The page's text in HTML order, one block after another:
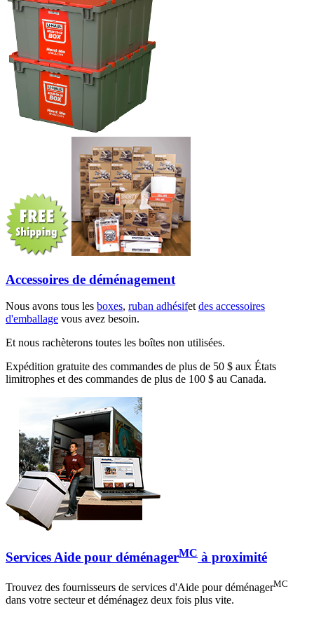
Accessoires de déménagement
Nous avons tous les boxes, ruban adhésifet des accessoires
d'emballage vous avez besoin.
Et nous rachèterons toutes les boîtes non utilisées.
Expédition gratuite des commandes de plus de 50 $ aux États
limitrophes et des commandes de plus de 100 $ au Canada.
Services Aide pour déménagerMC à proximité
Trouvez des fournisseurs de services d'Aide pour déménagerMC
dans votre secteur et déménagez deux fois plus vite.